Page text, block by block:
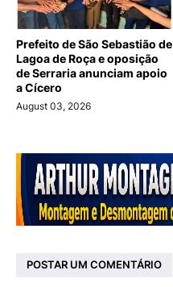
Prefeito de São Sebastião de
Lagoa de Roça e oposição
de Serraria anunciam apoio
a Cícero
August 03, 2026
POSTAR UM COMENTÁRIO